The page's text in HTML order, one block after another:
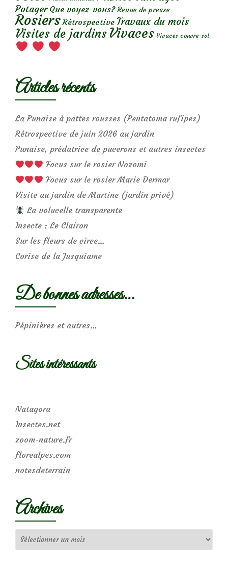
Potager Que voyez-vous? Revue de presse
Rosiers Rétrospective Travaux du mois
Visites de jardins Vivaces Vivaces couvre-sol
Articles récents
La Punaise à pattes rousses (Pentatoma rufipes)
Rétrospective de juin 2026 au jardin
Punaise, prédatrice de pucerons et autres insectes
Focus sur le rosier Nozomi
Focus sur le rosier Marie Dermar
Visite au jardin de Martine (jardin privé)
La volucelle transparente
Insecte : Le Clairon
Sur les fleurs de circe…
Corise de la Jusquiame
De bonnes adresses…
Pépinières et autres…
Sites intéressants
Natagora
Insectes.net
zoom-nature.fr
florealpes.com
notesdeterrain
Archives